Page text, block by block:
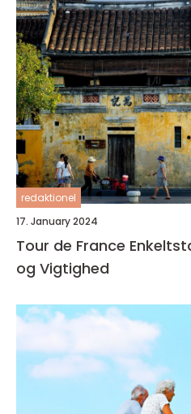
redaktionel
17. January 2024
Tour de France
og Vigtighed